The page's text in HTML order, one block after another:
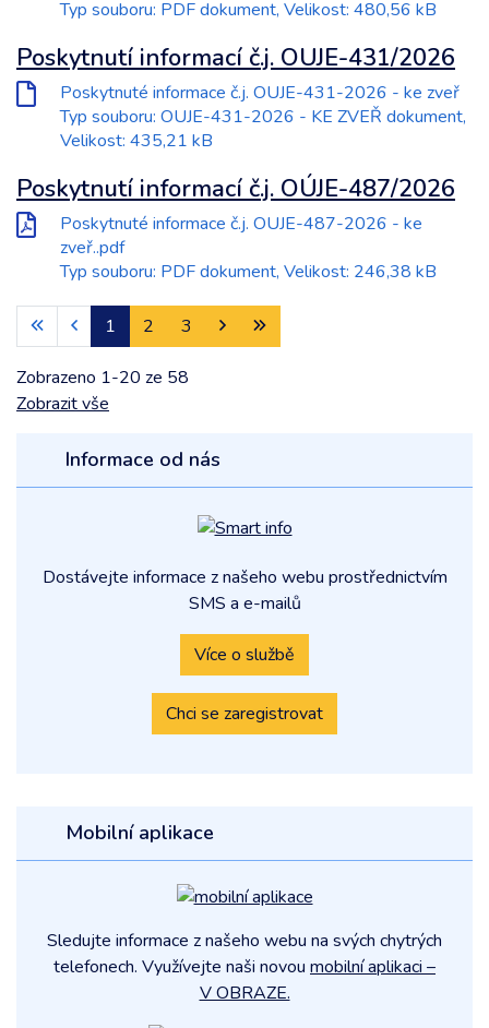
Typ souboru: PDF dokument, Velikost: 480,56 kB
Poskytnutí informací č.j. OUJE-431/2026
Poskytnuté informace č.j. OUJE-431-2026 - ke zveř
Typ souboru: OUJE-431-2026 - KE ZVEŘ dokument,
Velikost: 435,21 kB
Poskytnutí informací č.j. OÚJE-487/2026
Poskytnuté informace č.j. OUJE-487-2026 - ke
zveř..pdf
Typ souboru: PDF dokument, Velikost: 246,38 kB
1 2 3
Zobrazeno 1-20 ze 58
Zobrazit vše
Informace od nás
Dostávejte informace z našeho webu prostřednictvím
SMS a e-mailů
Více o službě
Chci se zaregistrovat
Mobilní aplikace
Sledujte informace z našeho webu na svých chytrých
telefonech. Využívejte naši novou mobilní aplikaci –
V OBRAZE.